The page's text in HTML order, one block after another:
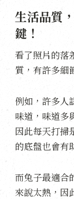
生活品質
鍵！
看了照片的落
質，有許多細
例如，許多人
味道，味道多
因此每天打掃
的底盤也會有
而兔子最適合
來說太熱，因